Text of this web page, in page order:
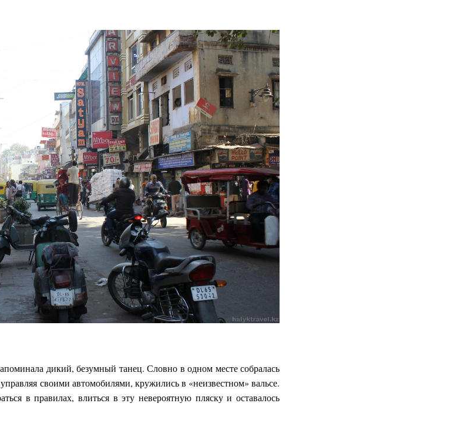
дикий, безумный танец. Словно в одном месте собралась
своими автомобилями, кружились в «неизвестном» вальсе.
в правилах, влиться в эту невероятную пляску и оставалось